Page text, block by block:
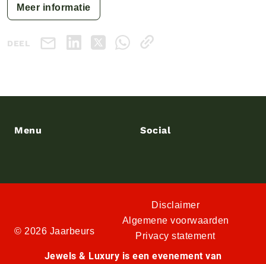
Meer informatie
DEEL
Menu Social
© 2026 Jaarbeurs
Disclaimer
Algemene voorwaarden
Privacy statement
Jewels & Luxury is een evenement van